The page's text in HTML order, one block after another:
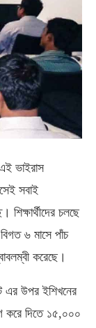
ভাইরাস
সবাই
শিক্ষার্থীদের চলছে
৬ মাসে পাঁচ
করেছে।
এর উপর ইশিখনের
করে দিতে ১৫,০০০